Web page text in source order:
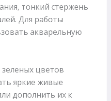
тонкий стержень
Для работы
акварельную
цветов
яркие живые
дополнить их к